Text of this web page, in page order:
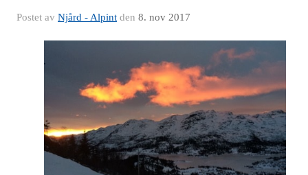
Postet av Njård - Alpint den 8. nov 2017